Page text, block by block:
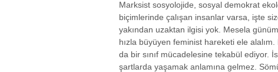
Marksist sosyolojide, sosyal demokrat
biçimlerinde çalışan insanlar varsa, işte
yakından uzaktan ilgisi yok. Mesela
hızla büyüyen feminist hareketi ele alalım.
da bir sınıf mücadelesine tekabül ediyor.
şartlarda yaşamak anlamına gelmez.